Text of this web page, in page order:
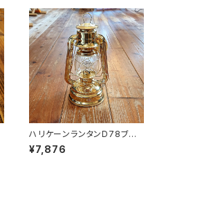
ハリケーンランタンD78ブラ
ス
¥7,876